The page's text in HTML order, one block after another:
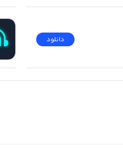
دانلود